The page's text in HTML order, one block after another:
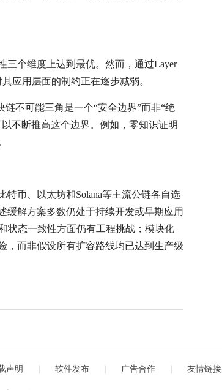
三个维度上达到最优。然而，通过Layer
应用层面的制约正在逐步减弱。
链不可能三角是一个“安全边界”而非“绝
不断推高这个边界。例如，零知识证明
币、以太坊和Solana等主流公链各自选
缓解方案多数仍处于持续开发或早期应用
状态一致性方面仍有工程挑战；模块化
，而非假设所有扩容路线均已达到生产级
声明 软件发布 广告合作 友情链接